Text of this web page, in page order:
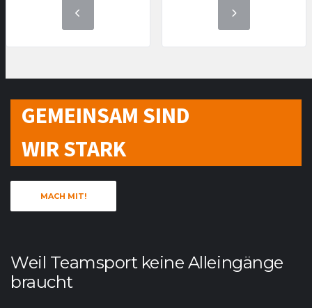
GEMEINSAM SIND
WIR STARK
MACH MIT!
Weil Teamsport keine Alleingänge
braucht